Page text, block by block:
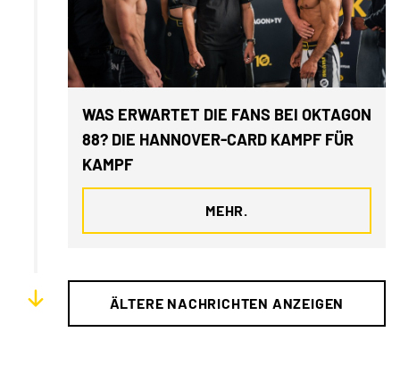
WAS ERWARTET DIE FANS BEI OKTAGON
88? DIE HANNOVER-CARD KAMPF FÜR
KAMPF
MEHR.
ÄLTERE NACHRICHTEN ANZEIGEN